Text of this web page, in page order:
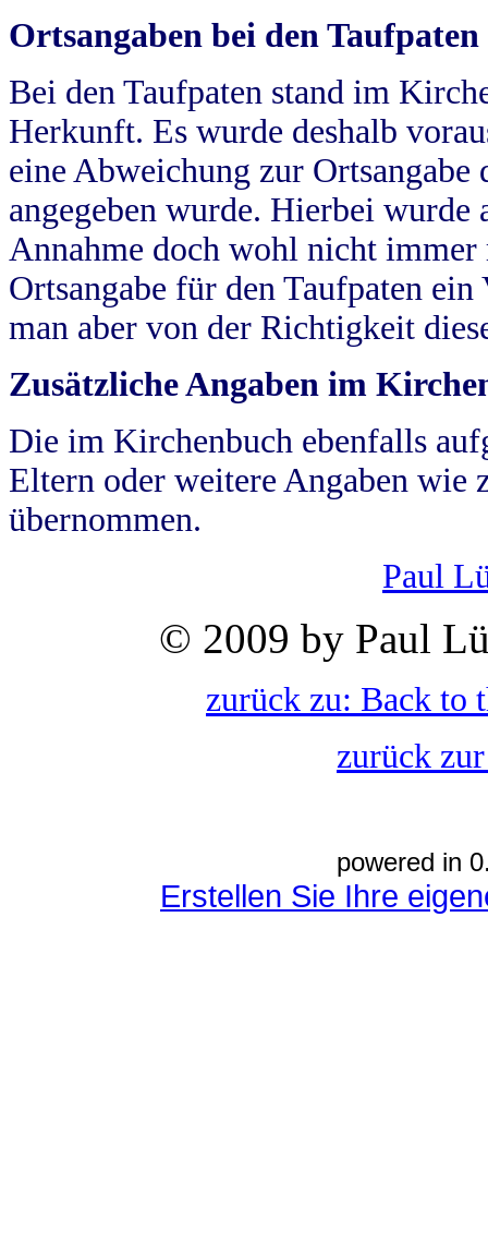
Ortsangaben bei den Taufpaten
Bei den Taufpaten stand im
Herkunft. Es wurde deshalb
eine Abweichung zur
angegeben wurde. Hierbei wurde
Annahme doch wohl nicht
Ortsangabe für den Taufpaten
man aber von der Richtigkeit
Zusätzliche Angaben im
Die im Kirchenbuch ebenfalls
Eltern oder weitere Angaben wie
übernommen.
Paul
© 2009 by Paul
zurück zu: Back to
zurück
powered in
Erstellen Sie Ihre